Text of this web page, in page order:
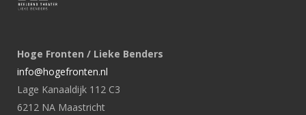
Hoge Fronten / Lieke Benders
info@hogefronten.nl
Lage Kanaaldijk 112 C3
6212 NA Maastricht